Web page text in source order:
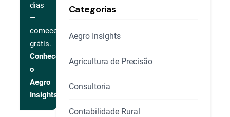
dias
—
comece
grátis.
Conhecer
o
Aegro
Insights
Categorias
Aegro Insights
Agricultura de Precisão
Consultoria
Contabilidade Rural